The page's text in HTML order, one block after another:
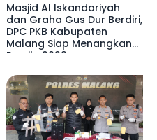
Masjid Al Iskandariyah
dan Graha Gus Dur Berdiri,
DPC PKB Kabupaten
Malang Siap Menangkan
Pemilu 2029